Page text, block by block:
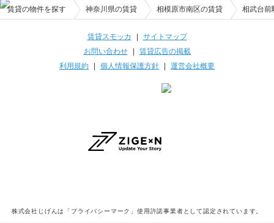
賃貸の物件を探す 神奈川県の賃貸 相模原市南区の賃貸 相武台前
賃貸スモッカ | サイトマップ
お問い合わせ| 賃貸広告の掲載
利用規約 | 個人情報保護方針 | 運営会社概要
株式会社じげんは「プライバシーマーク」使用許諾事業者として認定されています。